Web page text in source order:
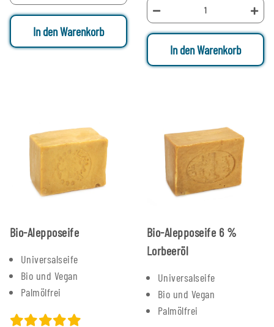
In den Warenkorb
In den Warenkorb
Bio-Alepposeife
Universalseife
Bio und Vegan
Palmölfrei
Bio-Alepposeife 6 %
Lorbeeröl
Universalseife
Bio und Vegan
Palmölfrei